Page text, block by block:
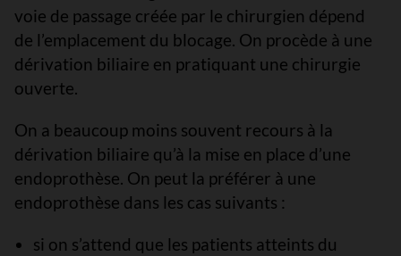
voie de passage créée par le chirurgien dépend
de l’emplacement du blocage. On procède à une
dérivation biliaire en pratiquant une chirurgie
ouverte.
On a beaucoup moins souvent recours à la
dérivation biliaire qu’à la mise en place d’une
endoprothèse. On peut la préférer à une
endoprothèse dans les cas suivants :
si on s’attend que les patients atteints du